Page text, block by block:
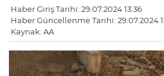
Haber Giriş Tarihi: 29.07.2024 13:36
Haber Güncellenme Tarihi: 29.07.2024
Kaynak: AA